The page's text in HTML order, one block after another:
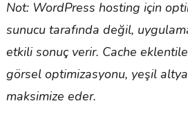
Not: WordPress hosting için
sunucu tarafında değil,
etkili sonuç verir. Cache
görsel optimizasyonu, yeşil
maksimize eder.